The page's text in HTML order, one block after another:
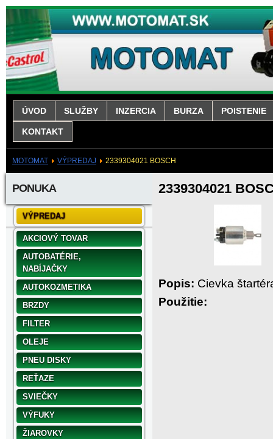
ÚVOD SLUŽBY INZERCIA BURZA POISTENIE
KONTAKT
MOTOMAT VÝPREDAJ 2339304021 BOSCH
PONUKA
VÝPREDAJ
AKCIOVÝ TOVAR
AUTOBATÉRIE,
NABÍJAČKY
AUTOKOZMETIKA
BRZDY
FILTER
OLEJE
PNEU DISKY
REŤAZE
SVIEČKY
VÝFUKY
ŽIAROVKY
2339304021
Popis: Cievka
Použitie: